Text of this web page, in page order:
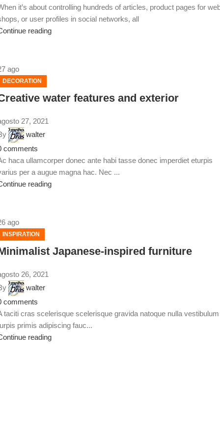
it’s about controlling hundreds of articles, product pages for
or user profiles in social networks, all
reading
ago
DECORATION
water features and exterior
27, 2021
walter
comments
haca ullamcorper donec ante habi tasse donec imperdiet eturpis
per a augue magna hac. Nec ...
reading
ago
INSPIRATION
Japanese-inspired furniture
26, 2021
walter
comments
taciti cras scelerisque scelerisque gravida natoque nulla vestibulum
primis adipiscing fauc...
reading